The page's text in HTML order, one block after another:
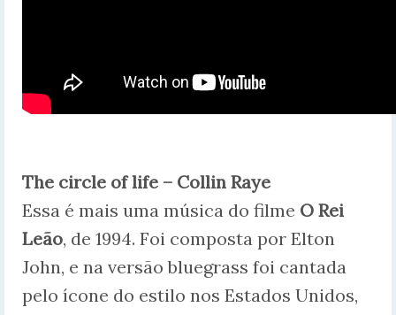
The circle of life – Collin Raye
Essa é mais uma música do filme O Rei
Leão, de 1994. Foi composta por Elton
John, e na versão bluegrass foi cantada
pelo ícone do estilo nos Estados Unidos,